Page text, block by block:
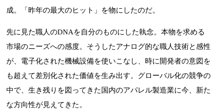
成。「昨年の最大のヒット」を物にしたのだ。
先に見た職人のDNAを自分のものにした執念。本物を求める
市場のニーズへの感度。そうしたアナログ的な職人技術と感性
が、電子化された機械設備を使いこなし、時に開発者の意図を
も超えて差別化された価値を生み出す。グローバル化の競争の
中で、生き残りを図ってきた国内のアパレル製造業に今、新た
な方向性が見えてきた。